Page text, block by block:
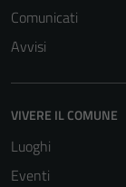
Comunicati
Avvisi
VIVERE IL COMUNE
Luoghi
Eventi